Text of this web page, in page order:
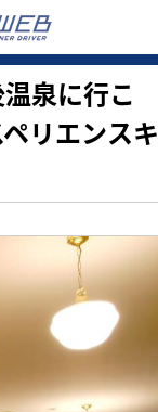
泉に行こ
リエンスキ